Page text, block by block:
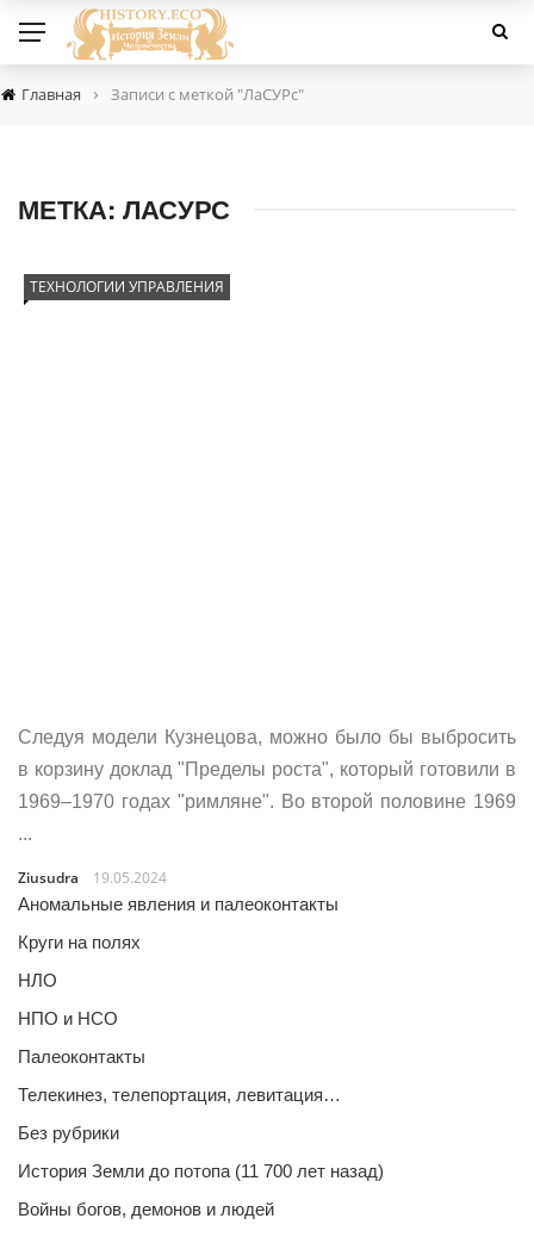
Главная › Записи с меткой "ЛаСУРс"
МЕТКА: ЛАСУРС
ТЕХНОЛОГИИ УПРАВЛЕНИЯ
Следуя модели Кузнецова, можно было бы выбросить
в корзину доклад "Пределы роста", который готовили в
1969–1970 годах "римляне". Во второй половине 1969
...
Ziusudra
19.05.2024
Аномальные явления и палеоконтакты
Круги на полях
НЛО
НПО и НСО
Палеоконтакты
Телекинез, телепортация, левитация…
Без рубрики
История Земли до потопа (11 700 лет назад)
Войны богов, демонов и людей